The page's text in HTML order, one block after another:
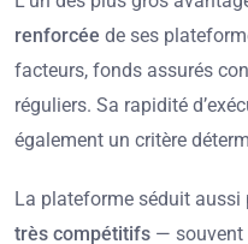
renforcée de ses
facteurs, fonds assurés
réguliers. Sa rapidité
également un critère
La plateforme séduit aussi
très compétitifs — souvent